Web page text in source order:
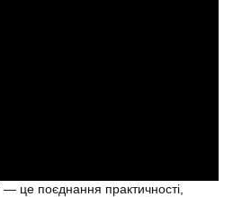
— це поєднання практичності,